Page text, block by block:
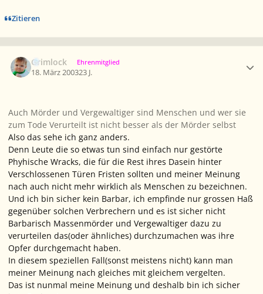
Zitieren
Grimlock Ehrenmitglied
18. März 200323 J.
Auch Mörder und Vergewaltiger sind Menschen und wer sie
zum Tode Verurteilt ist nicht besser als der Mörder selbst
Also das sehe ich ganz anders.
Denn Leute die so etwas tun sind einfach nur gestörte
Phyhische Wracks, die für die Rest ihres Dasein hinter
Verschlossenen Türen Fristen sollten und meiner Meinung
nach auch nicht mehr wirklich als Menschen zu bezeichnen.
Und ich bin sicher kein Barbar, ich empfinde nur grossen Haß
gegenüber solchen Verbrechern und es ist sicher nicht
Barbarisch Massenmörder und Vergewaltiger dazu zu
verurteilen das(oder ähnliches) durchzumachen was ihre
Opfer durchgemacht haben.
In diesem speziellen Fall(sonst meistens nicht) kann man
meiner Meinung nach gleiches mit gleichem vergelten.
Das ist nunmal meine Meinung und deshalb bin ich sicher